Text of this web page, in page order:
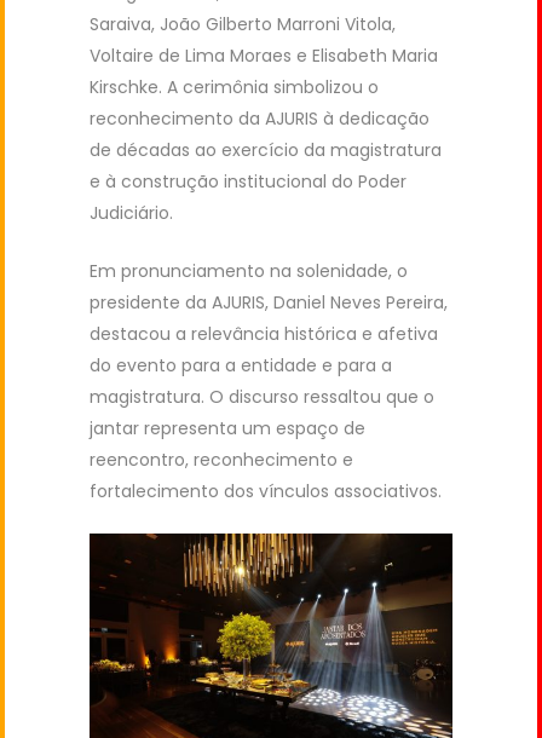
Saraiva, João Gilberto Marroni Vitola,
Voltaire de Lima Moraes e Elisabeth Maria
Kirschke. A cerimônia simbolizou o
reconhecimento da AJURIS à dedicação
de décadas ao exercício da magistratura
e à construção institucional do Poder
Judiciário.
Em pronunciamento na solenidade, o
presidente da AJURIS, Daniel Neves Pereira,
destacou a relevância histórica e afetiva
do evento para a entidade e para a
magistratura. O discurso ressaltou que o
jantar representa um espaço de
reencontro, reconhecimento e
fortalecimento dos vínculos associativos.